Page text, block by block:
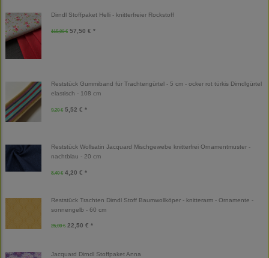
Dirndl Stoffpaket Helli - knitterfreier Rockstoff
115,00 € 57,50 € *
Reststück Gummiband für Trachtengürtel - 5 cm - ocker rot türkis Dirndlgürtel
elastisch - 108 cm
9,20 € 5,52 € *
Reststück Wollsatin Jacquard Mischgewebe knitterfrei Ornamentmuster -
nachtblau - 20 cm
8,40 € 4,20 € *
Reststück Trachten Dirndl Stoff Baumwollköper - knitterarm - Ornamente -
sonnengelb - 60 cm
25,00 € 22,50 € *
Jacquard Dirndl Stoffpaket Anna